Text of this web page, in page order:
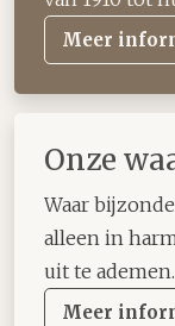
Meer
Onze
Waar
alleen in
uit te ademen.
Meer